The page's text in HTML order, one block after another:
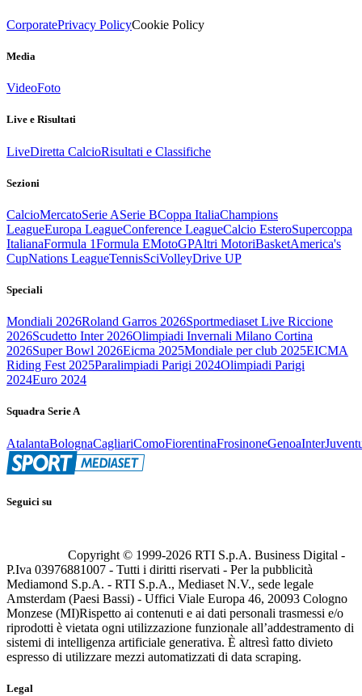
CorporatePrivacy PolicyCookie Policy
Media
VideoFoto
Live e Risultati
LiveDiretta CalcioRisultati e Classifiche
Sezioni
CalcioMercatoSerie ASerie BCoppa ItaliaChampions
LeagueEuropa LeagueConference LeagueCalcio EsteroSupercoppa
ItalianaFormula 1Formula EMotoGPAltri MotoriBasketAmerica's
CupNations LeagueTennisSciVolleyDrive UP
Speciali
Mondiali 2026Roland Garros 2026Sportmediaset Live Riccione
2026Scudetto Inter 2026Olimpiadi Invernali Milano Cortina
2026Super Bowl 2026Eicma 2025Mondiale per club 2025EICMA
Riding Fest 2025Paralimpiadi Parigi 2024Olimpiadi Parigi
2024Euro 2024
Squadra Serie A
AtalantaBolognaCagliariComoFiorentinaFrosinoneGenoaInter
Seguici su
Copyright © 1999-2026 RTI S.p.A. Business Digital -
P.Iva 03976881007 - Tutti i diritti riservati - Per la pubblicità
Mediamond S.p.A. - RTI S.p.A., Mediaset N.V., sede legale
Amsterdam (Paesi Bassi) - Uffici Viale Europa 46, 20093 Cologno
Monzese (MI)Rispetto ai contenuti e ai dati personali trasmessi e/o
riprodotti è vietata ogni utilizzazione funzionale all’addestramento di
sistemi di intelligenza artificiale generativa. È altresì fatto divieto
espresso di utilizzare mezzi automatizzati di data scraping.
Legal